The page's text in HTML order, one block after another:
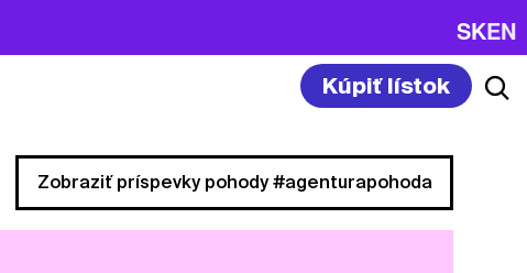
SKEN
Kúpiť lístok
Zobraziť príspevky pohody #agenturapohoda